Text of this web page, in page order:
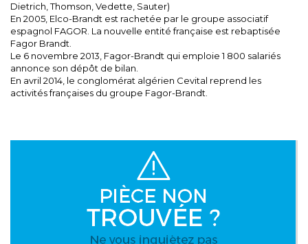
Dietrich, Thomson, Vedette, Sauter)
En 2005, Elco-Brandt est rachetée par le groupe associatif
espagnol FAGOR. La nouvelle entité française est rebaptisée
Fagor Brandt.
Le 6 novembre 2013, Fagor-Brandt qui emploie 1 800 salariés
annonce son dépôt de bilan.
En avril 2014, le conglomérat algérien Cevital reprend les
activités françaises du groupe Fagor-Brandt.